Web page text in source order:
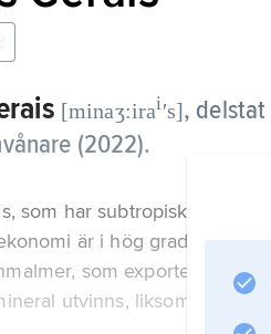
[minaʒ:iraiʹs], delstat
(2022).
som har subtropiskt klimat,
är i hög grad
som exporteras eller
utvinns, liksom